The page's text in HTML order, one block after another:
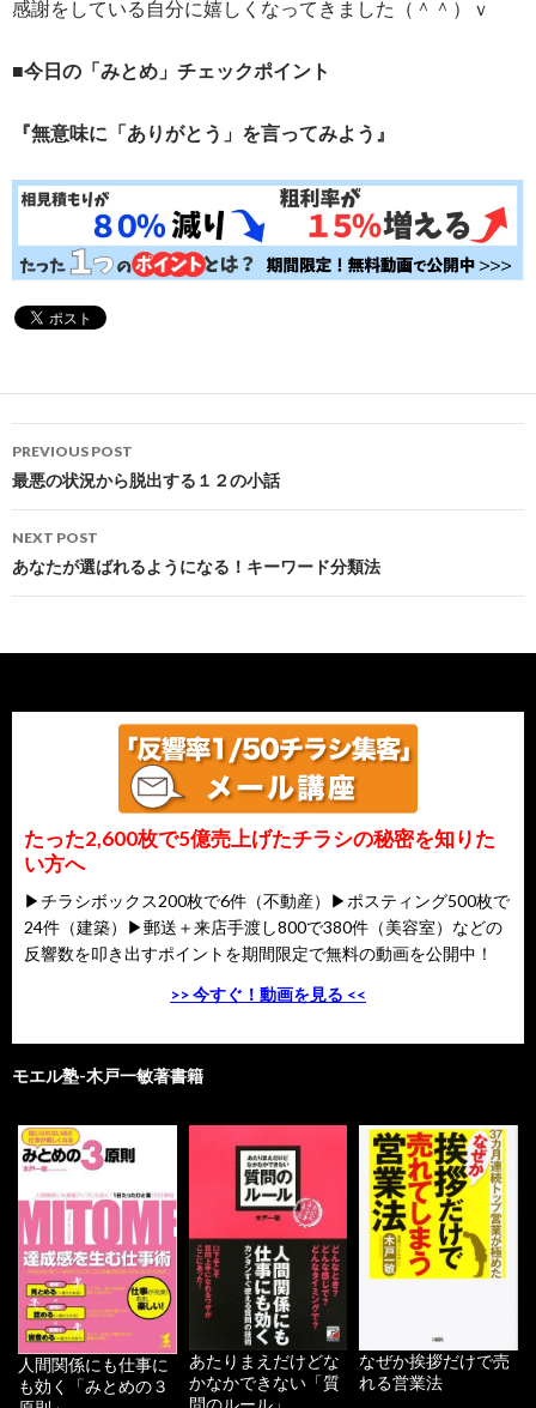
感謝をしている自分に嬉しくなってきました（＾＾）ｖ
■今日の「みとめ」チェックポイント
『無意味に「ありがとう」を言ってみよう』
Post
navigation
PREVIOUS POST
最悪の状況から脱出する１２の小話
NEXT POST
あなたが選ばれるようになる！キーワード分類法
たった2,600枚で5億売上げたチラシの秘密を知りた
い方へ
▶チラシボックス200枚で6件（不動産）▶ポスティング500枚で
24件（建築）▶郵送＋来店手渡し800で380件（美容室）などの
反響数を叩き出すポイントを期間限定で無料の動画を公開中！
>> 今すぐ！動画を見る <<
モエル塾-木戸一敏著書籍
人間関係にも仕事に
も効く「みとめの３
あたりまえだけどな
かなかできない「質
問のルール」
なぜか挨拶だけで売
れる営業法